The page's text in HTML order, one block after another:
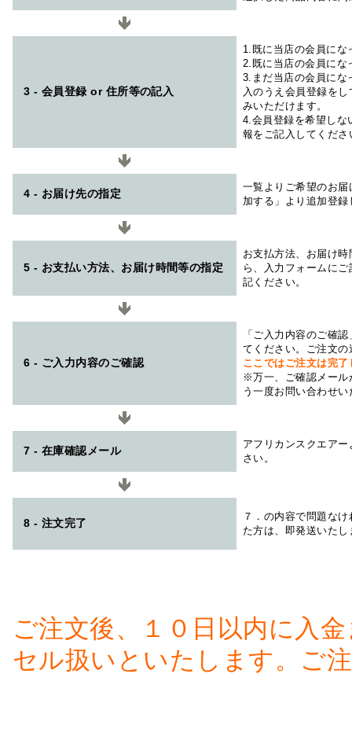
3 - 会員登録 or 住所等の記入
1.既に当店の会員にな
2.既に当店の会員にな
3.まだ当店の会員にな
入のうえ会員登録を
みいただけます。
4.会員登録を希望しな
報をご記入してくださ
4 - お届け先の指定
一覧よりご希望のお
加する」より追加登
5 - お支払い方法、お届け時間等の指定
お支払方法、お届け
ら、入力フォームに
記ください。
6 - ご入力内容のご確認
「ご入力内容のご確
てください。ご注文
ここではご注文は完
※万一、ご確認メール
う一度お問い合わせ
7 - 在庫確認メール
アフリカンスクエアー
さい。
8 - 注文完了
７．の内容で問題な
た方は、即発送いたし
ご注文後、１０日以内に入
セル扱いといたします。ご